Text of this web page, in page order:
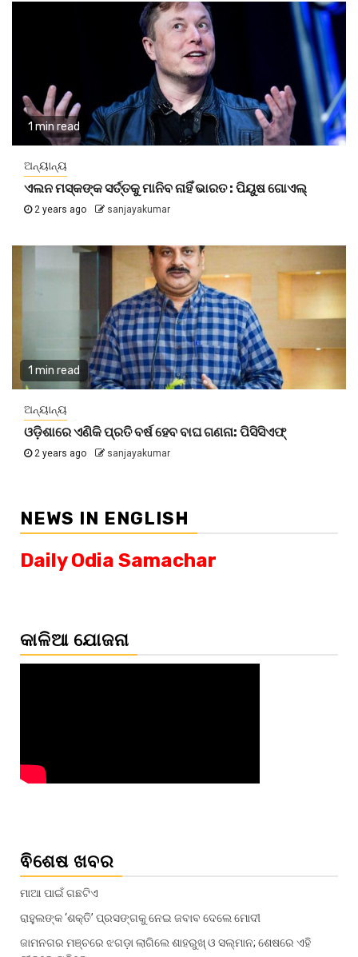
1 min read
ଅନ୍ୟାନ୍ୟ
ଏଲନ ମସ୍କଙ୍କ ସର୍ତ୍ତକୁ ମାନିବ ନାହିଁ ଭାରତ : ପିୟୁଷ ଗୋଏଲ୍
2 years ago sanjayakumar
1 min read
ଅନ୍ୟାନ୍ୟ
ଓଡ଼ିଶାରେ ଏଣିକି ପ୍ରତି ବର୍ଷ ହେବ ବାଘ ଗଣନା: ପିସିସିଏଫ୍
2 years ago sanjayakumar
NEWS IN ENGLISH
Daily Odia Samachar
କାଳିଆ ଯୋଜନା
ଵିଶେଷ ଖବର
ମାଆ ପାଇଁ ଗଛଟିଏ
ରାହୁଲଙ୍କ ‘ଶକ୍ତି’ ପ୍ରସଙ୍ଗକୁ ନେଇ ଜବାବ ଦେଲେ ମୋଦୀ
ଜାମନଗର ମଞ୍ଚରେ ଝଗଡ଼ା ଲାଗିଲେ ଶାହରୁଖ୍‌ ଓ ସଲ୍‌ମାନ; ଶେଷରେ ଏହି